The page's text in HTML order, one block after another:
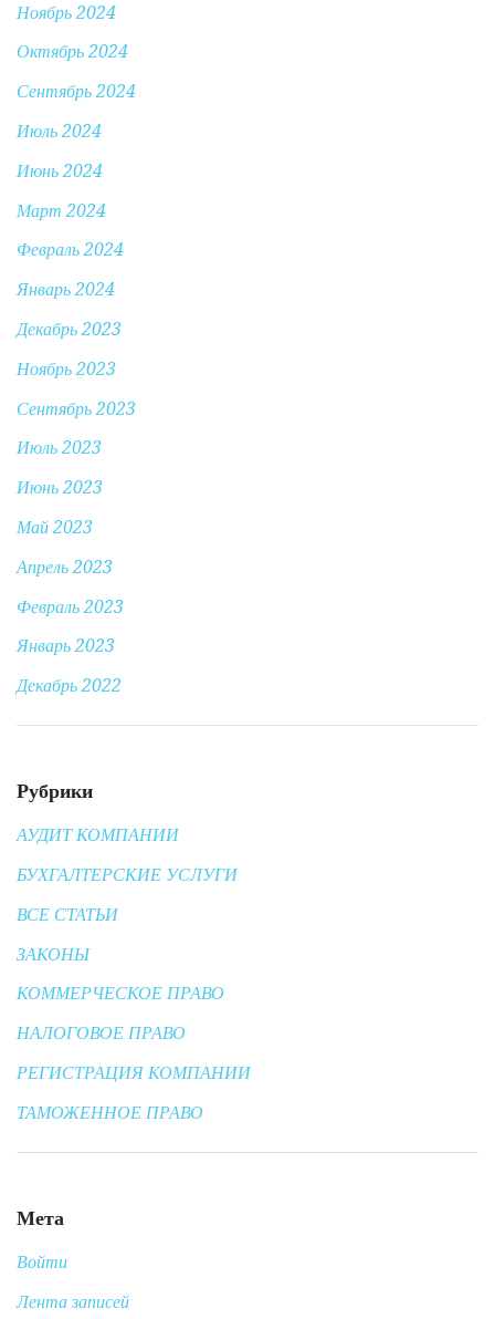
Ноябрь 2024
Октябрь 2024
Сентябрь 2024
Июль 2024
Июнь 2024
Март 2024
Февраль 2024
Январь 2024
Декабрь 2023
Ноябрь 2023
Сентябрь 2023
Июль 2023
Июнь 2023
Май 2023
Апрель 2023
Февраль 2023
Январь 2023
Декабрь 2022
Рубрики
АУДИТ КОМПАНИИ
БУХГАЛТЕРСКИЕ УСЛУГИ
ВСЕ СТАТЬИ
ЗАКОНЫ
КОММЕРЧЕСКОЕ ПРАВО
НАЛОГОВОЕ ПРАВО
РЕГИСТРАЦИЯ КОМПАНИИ
ТАМОЖЕННОЕ ПРАВО
Мета
Войти
Лента записей